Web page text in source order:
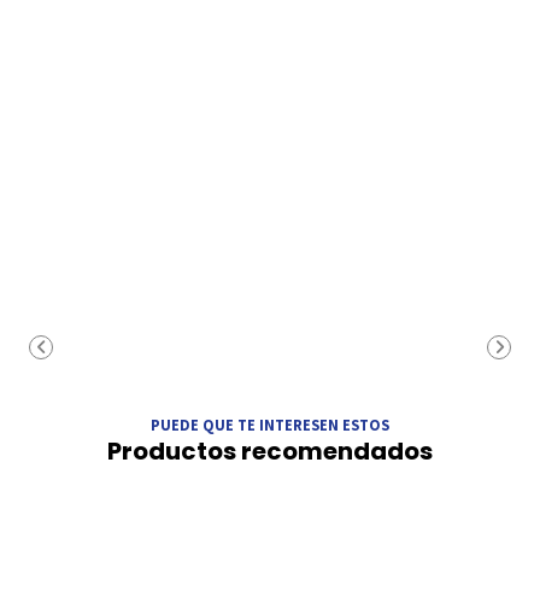
PUEDE QUE TE INTERESEN ESTOS
Productos recomendados